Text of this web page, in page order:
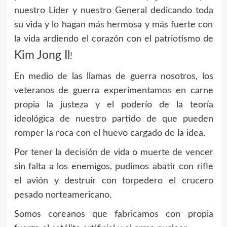
nuestro Líder y nuestro General dedicando toda
su vida y lo hagan más hermosa y más fuerte con
la vida ardiendo el corazón con el patriotismo de
Kim Jong Il !
En medio de las llamas de guerra nosotros, los
veteranos de guerra experimentamos en carne
propia la justeza y el poderío de la teoría
ideológica de nuestro partido de que pueden
romper la roca con el huevo cargado de la idea.
Por tener la decisión de vida o muerte de vencer
sin falta a los enemigos, pudimos abatir con rifle
el avión y destruir con torpedero el crucero
pesado norteamericano.
Somos coreanos que fabricamos con propia